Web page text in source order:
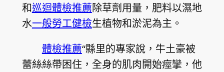
和巡迴體檢推薦除草劑用量，肥料以濕地
水一般勞工健檢生植物和淤泥為主。
體檢推薦“縣里的專家說，牛土豪被
蕾絲絲帶困住，全身的肌肉開始痙攣，他